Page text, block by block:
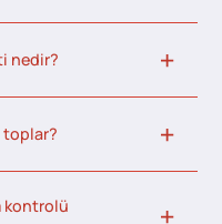
nedir?
toplar?
kontrolü